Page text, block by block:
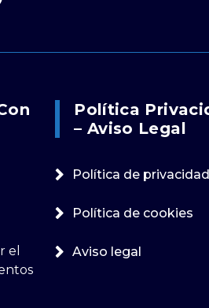
el
Política
– Aviso Legal
Política de privacidad
Política de cookies
Aviso legal